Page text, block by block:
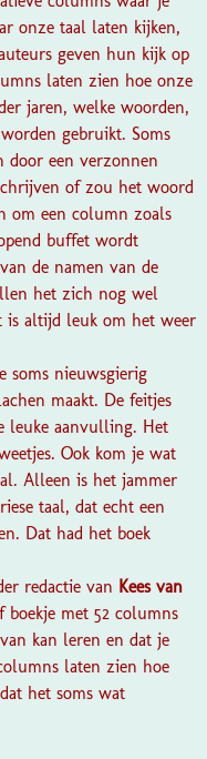
onze taal laten kijken,
geven hun kijk op
laten zien hoe onze
jaren, welke woorden,
gebruikt. Soms
door een verzonnen
of zou het woord
om een column zoals
buffet wordt
de namen van de
het zich nog wel
is altijd leuk om het weer
soms nieuwsgierig
maakt. De feitjes
leuke aanvulling. Het
Ook kom je wat
Alleen is het jammer
taal, dat echt een
Dat had het boek
redactie van Kees van
met 52 columns
kan leren en dat je
laten zien hoe
het soms wat